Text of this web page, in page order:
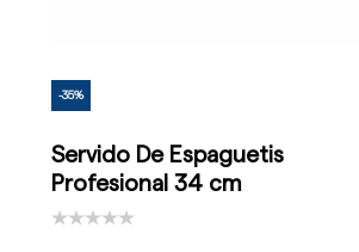
-35%
Servido De Espaguetis
Profesional 34 cm